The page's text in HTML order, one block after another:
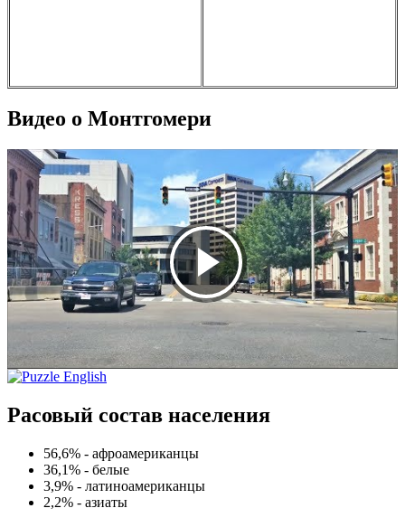
Видео о Монтгомери
Расовый состав населения
56,6% - афроамериканцы
36,1% - белые
3,9% - латиноамериканцы
2,2% - азиаты